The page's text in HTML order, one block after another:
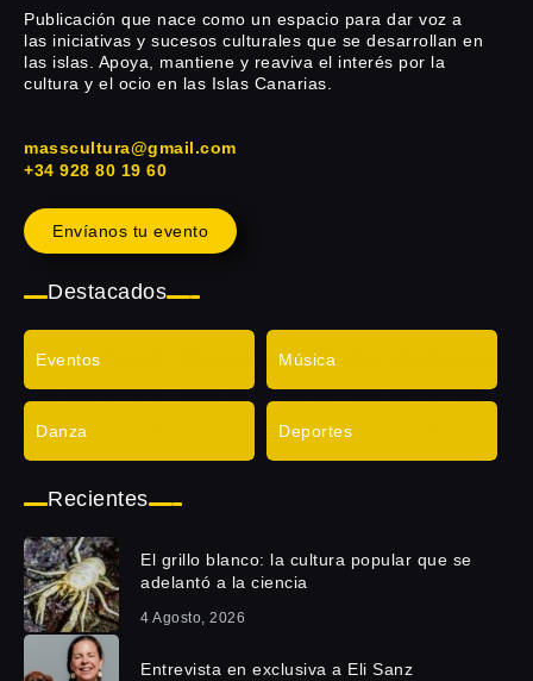
Publicación que nace como un espacio para dar voz a
las iniciativas y sucesos culturales que se desarrollan en
las islas. Apoya, mantiene y reaviva el interés por la
cultura y el ocio en las Islas Canarias.
masscultura@gmail.com
+34 928 80 19 60
Envíanos tu evento
Destacados
Eventos Música
Danza Deportes
Recientes
El grillo blanco: la cultura popular que se
adelantó a la ciencia
4 Agosto, 2026
Entrevista en exclusiva a Eli Sanz